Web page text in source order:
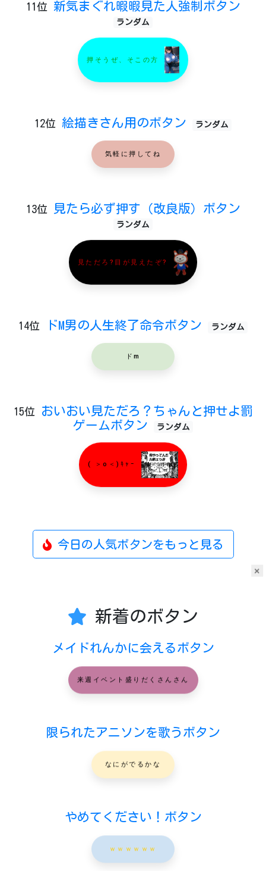
×
11位 新気まぐれ暇暇見た人強制ボタン
ランダム
押そうぜ、そこの方
12位 絵描きさん用のボタン ランダム
気軽に押してね
13位 見たら必ず押す（改良版）ボタン
ランダム
見ただろ?目が見えたぞ?
14位 ドM男の人生終了命令ボタン ランダム
ドm
15位
おいおい見ただろ？ちゃんと押せよ罰
ゲームボタン
ランダム
( ＞o＜)ｷｬｰ
今日の人気ボタンをもっと見る
新着のボタン
メイドれんかに会えるボタン
来週イベント盛りだくさんさん
限られたアニソンを歌うボタン
なにがでるかな
やめてください！ボタン
ｗｗｗｗｗｗ